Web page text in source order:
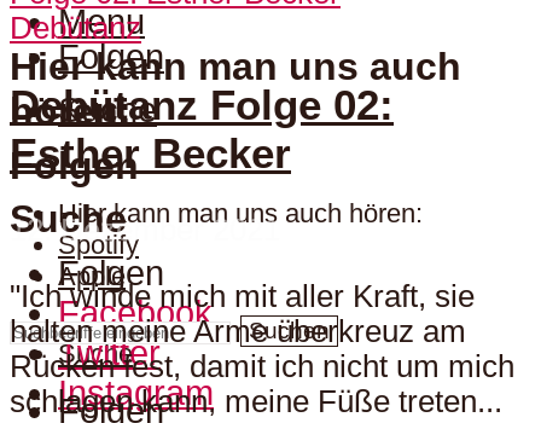
Hier kann man uns auch
hören:
Hier kann man uns auch hören:
Spotify
Apple
Suche
Folgen
Folgen
Folgen
Facebook
Twitter
Instagram
Menu
Suche
Suche
Suchen
Folgen
Debütanz
Debütanz Folge 02:
Esther Becker
12. Dezember 2021
"Ich winde mich mit aller Kraft, sie
halten meine Arme überkreuz am
Rücken fest, damit ich nicht um mich
schlagen kann, meine Füße treten...